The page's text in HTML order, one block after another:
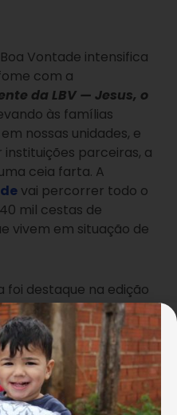
Vontade intensifica
com a
da LBV — Jesus, o
às famílias
nossas unidades, e
parceiras, a
ceia farta. A
vai percorrer todo o
mil cestas de
vivem em situação de
foi destaque na edição
novembro, do
Cruz, filiada da Rede